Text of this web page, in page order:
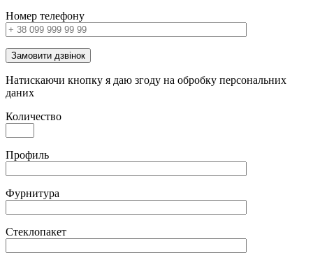
Номер телефону
Замовити дзвінок
Натискаючи кнопку я даю згоду на обробку персональних
даних
Количество
Профиль
Фурнитура
Стеклопакет